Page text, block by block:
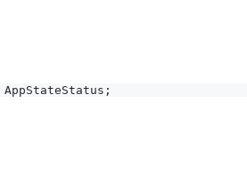
AppStateStatus ;